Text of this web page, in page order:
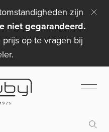
zijn
niet gegarandeerd.
op te vragen bij